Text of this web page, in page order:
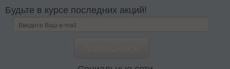
Будьте в курсе последних акций!